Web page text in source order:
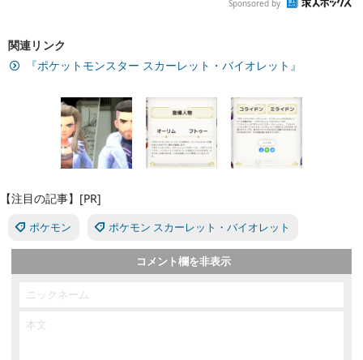
Sponsored by
関連リンク
『ポケットモンスター スカーレット・バイオレット』
【注目の記事】[PR]
ポケモン ポケモン スカーレット・バイオレット
コメント欄を非表示